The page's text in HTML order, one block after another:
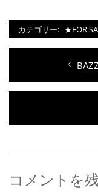
カテゴリー: ★FOR
稿
ナ
シ
過
去
の
稿:
コメントを